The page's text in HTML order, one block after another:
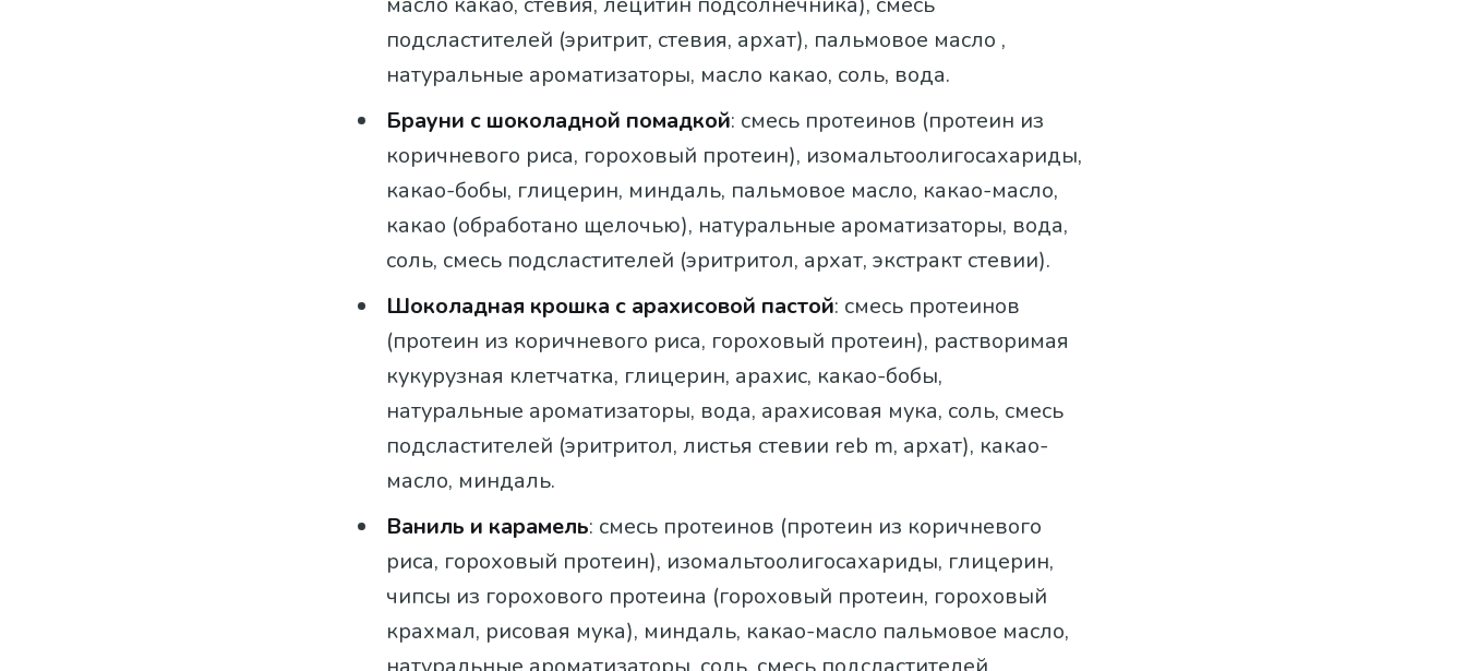
подсластителей (эритрит, стевия, архат), пальмовое масло ,
натуральные ароматизаторы, масло какао, соль, вода.
Брауни с шоколадной помадкой: смесь протеинов (протеин из
коричневого риса, гороховый протеин), изомальтоолигосахариды,
какао-бобы, глицерин, миндаль, пальмовое масло, какао-масло,
какао (обработано щелочью), натуральные ароматизаторы, вода,
соль, смесь подсластителей (эритритол, архат, экстракт стевии).
Шоколадная крошка с арахисовой пастой: смесь протеинов
(протеин из коричневого риса, гороховый протеин), растворимая
кукурузная клетчатка, глицерин, арахис, какао-бобы,
натуральные ароматизаторы, вода, арахисовая мука, соль, смесь
подсластителей (эритритол, листья стевии reb m, архат), какао-
масло, миндаль.
Ваниль и карамель: смесь протеинов (протеин из коричневого
риса, гороховый протеин), изомальтоолигосахариды, глицерин,
чипсы из горохового протеина (гороховый протеин, гороховый
крахмал, рисовая мука), миндаль, какао-масло пальмовое масло,